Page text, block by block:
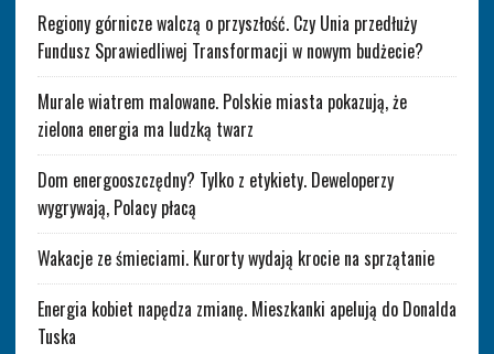
Regiony górnicze walczą o przyszłość. Czy Unia przedłuży
Fundusz Sprawiedliwej Transformacji w nowym budżecie?
Murale wiatrem malowane. Polskie miasta pokazują, że
zielona energia ma ludzką twarz
Dom energooszczędny? Tylko z etykiety. Deweloperzy
wygrywają, Polacy płacą
Wakacje ze śmieciami. Kurorty wydają krocie na sprzątanie
Energia kobiet napędza zmianę. Mieszkanki apelują do Donalda
Tuska